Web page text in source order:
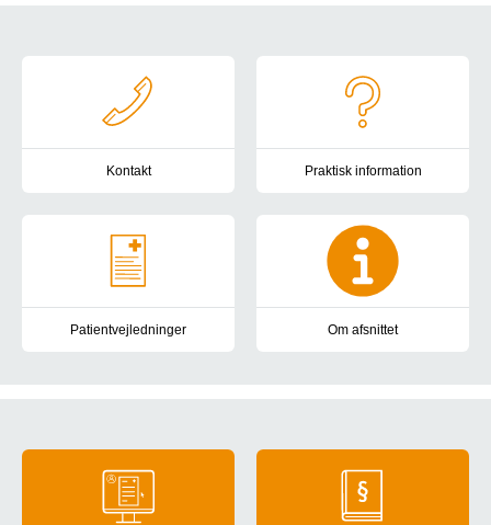
Kontakt Praktisk information
Patientvejledninger Om afsnittet
Generel information